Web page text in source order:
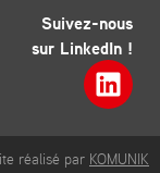
Suivez-nous
sur LinkedIn !
réalisé par KOMUNIK